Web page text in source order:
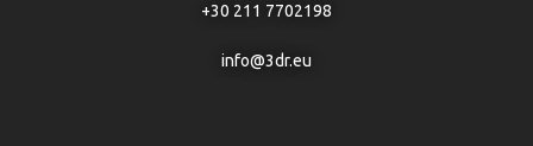
+30 211 7702198
info@3dr.eu